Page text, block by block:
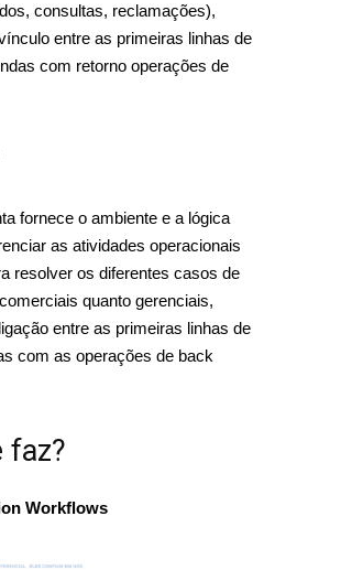
consultas, reclamações),
entre as primeiras linhas de
com retorno operações de
fornece o ambiente e a lógica
as atividades operacionais
resolver os diferentes casos de
quanto gerenciais,
entre as primeiras linhas de
com as operações de back
faz?
Workflows